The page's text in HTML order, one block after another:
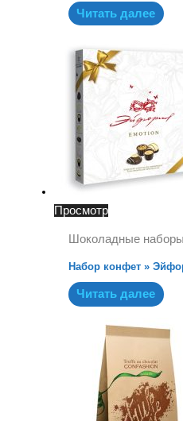
Читать далее
Просмотр
Шоколадные наборы
Набор конфет »
Читать далее